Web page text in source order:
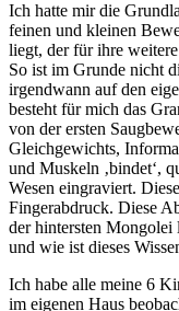
Ich hatte mir die
feinen und kleinen
liegt, der für ihre
So ist im Grunde nicht
irgendwann auf den
besteht für mich das
von der ersten
Gleichgewichts,
und Muskeln ‚bindet‘,
Wesen eingraviert.
Fingerabdruck. Diese
der hintersten
und wie ist dieses
Ich habe alle meine 6
im eigenen Haus